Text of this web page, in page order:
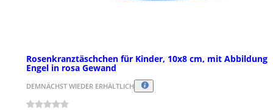
Rosenkranztäschchen für Kinder, 10x8 cm, mit Abbildung
Engel in rosa Gewand
DEMNÄCHST WIEDER ERHÄLTLICH